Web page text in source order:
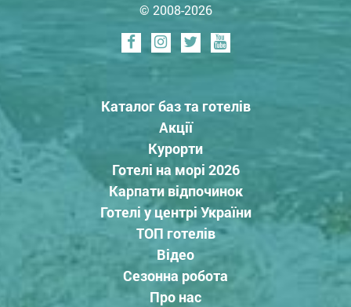
© 2008-2026
Каталог баз та готелів
Акції
Курорти
Готелі на морі 2026
Карпати відпочинок
Готелі у центрі України
ТОП готелів
Відео
Сезонна робота
Про нас